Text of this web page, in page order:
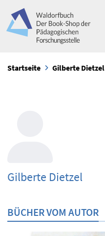
Startseite Gilberte Dietzel
Gilberte Dietzel
BÜCHER VOM AUTOR